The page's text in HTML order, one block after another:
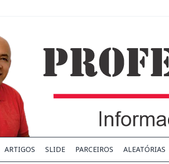
ARTIGOS SLIDE PARCEIROS ALEATÓRIAS